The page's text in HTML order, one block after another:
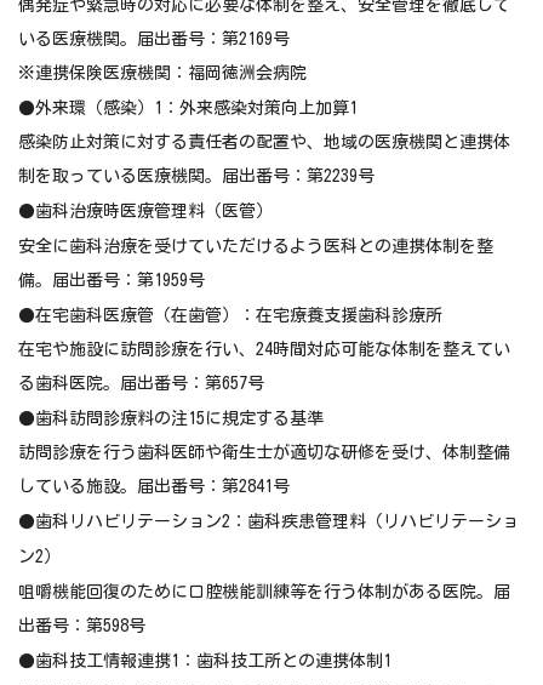
偶発症や緊急時の対応に必要な体制を整え、安全管理を徹底して
いる医療機関。届出番号：第2169号
※連携保険医療機関：福岡徳洲会病院
●外来環（感染）1：外来感染対策向上加算1
感染防止対策に対する責任者の配置や、地域の医療機関と連携体
制を取っている医療機関。届出番号：第2239号
●歯科治療時医療管理料（医管）
安全に歯科治療を受けていただけるよう医科との連携体制を整
備。届出番号：第1959号
●在宅歯科医療管（在歯管）：在宅療養支援歯科診療所
在宅や施設に訪問診療を行い、24時間対応可能な体制を整えてい
る歯科医院。届出番号：第657号
●歯科訪問診療料の注15に規定する基準
訪問診療を行う歯科医師や衛生士が適切な研修を受け、体制整備
している施設。届出番号：第2841号
●歯科リハビリテーション2：歯科疾患管理料（リハビリテーショ
ン2）
咀嚼機能回復のために口腔機能訓練等を行う体制がある医院。届
出番号：第598号
●歯科技工情報連携1：歯科技工所との連携体制1